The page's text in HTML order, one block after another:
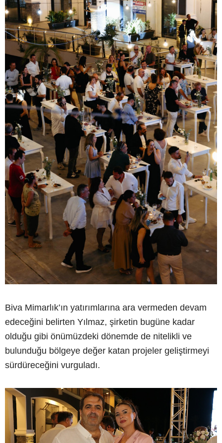
Biva Mimarlık’ın yatırımlarına ara vermeden devam
edeceğini belirten Yılmaz, şirketin bugüne kadar
olduğu gibi önümüzdeki dönemde de nitelikli ve
bulunduğu bölgeye değer katan projeler geliştirmeyi
sürdüreceğini vurguladı.